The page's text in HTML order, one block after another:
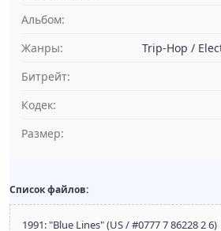
Альбом:
Жанры:
Trip-Hop /
Битрейт:
Кодек:
Размер:
Список файлов:
1991: "Blue Lines" (US / #0777 7 86228 2 6)